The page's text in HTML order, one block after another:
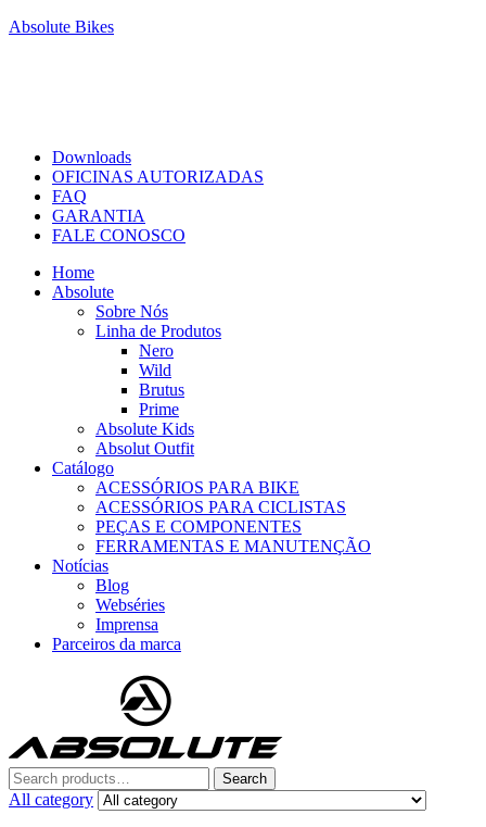
Absolute Bikes
Downloads
OFICINAS AUTORIZADAS
FAQ
GARANTIA
FALE CONOSCO
Home
Absolute
Sobre Nós
Linha de Produtos
Nero
Wild
Brutus
Prime
Absolute Kids
Absolut Outfit
Catálogo
ACESSÓRIOS PARA BIKE
ACESSÓRIOS PARA CICLISTAS
PEÇAS E COMPONENTES
FERRAMENTAS E MANUTENÇÃO
Notícias
Blog
Webséries
Imprensa
Parceiros da marca
Search
for:
Search
All category